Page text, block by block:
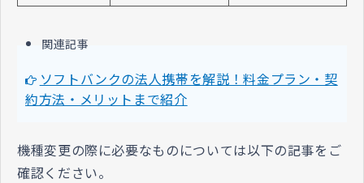
関連記事
ソフトバンクの法人携帯を解説！料金プラン・契
約方法・メリットまで紹介
機種変更の際に必要なものについては以下の記事をご
確認ください。